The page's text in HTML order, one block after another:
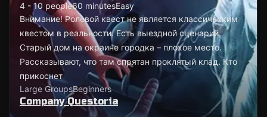
4 - 10 people60 minutesEasy
Внимание! Ролевой квест не является классическим
квестом в реальности. Есть выездной сценарий.
Старый дом на окраине городка – плохое место.
Рассказывают, что там спрятан проклятый клад. Кто
прикоснет
Large GroupsBeginners
Company Questoria